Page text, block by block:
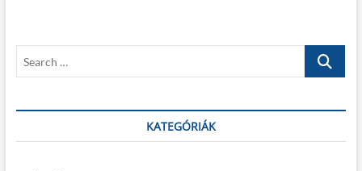
z
é
s
n
s
:
:
r
h
KATEGÓRIÁK